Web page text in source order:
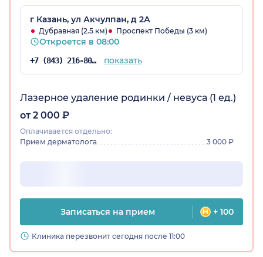
г Казань, ул Акчулпан, д 2А
Дубравная (2.5 км) Проспект Победы (3 км)
Откроется в 08:00
+7 (843) 216-80-54 показать
Лазерное удаление родинки / невуса (1 ед.)
от 2 000 ₽
Оплачивается отдельно:
Прием дерматолога
3 000 ₽
Записаться на прием + 100
Клиника перезвонит сегодня после 11:00